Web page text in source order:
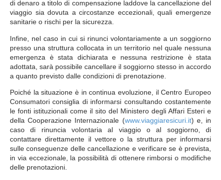
di denaro a titolo di compensazione laddove la cancellazione del
viaggio sia dovuta a circostanze eccezionali, quali emergenze
sanitarie o rischi per la sicurezza.
Infine, nel caso in cui si rinunci volontariamente a un soggiorno
presso una struttura collocata in un territorio nel quale nessuna
emergenza è stata dichiarata e nessuna restrizione è stata
adottata, sarà possibile cancellare il soggiorno stesso in accordo
a quanto previsto dalle condizioni di prenotazione.
Poiché la situazione è in continua evoluzione, il Centro Europeo
Consumatori consiglia di informarsi consultando costantemente
le fonti istituzionali come il sito del Ministero degli Affari Esteri e
della Cooperazione Internazionale (www.viaggiaresicuri.it) e, in
caso di rinuncia volontaria al viaggio o al soggiorno, di
contattare direttamente il vettore o la struttura per informarsi
sulle conseguenze delle cancellazione e verificare se è prevista,
in via eccezionale, la possibilità di ottenere rimborsi o modifiche
delle prenotazioni.